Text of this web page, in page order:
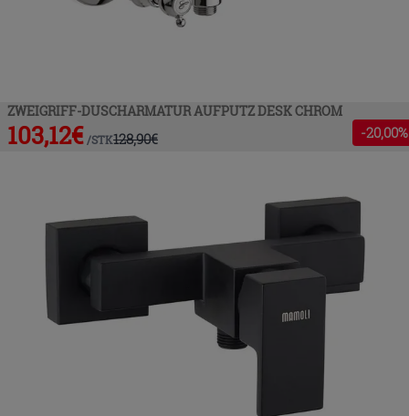
ZWEIGRIFF-DUSCHARMATUR AUFPUTZ DESK CHROM
103,12€ /STK128,90€ -20,00%